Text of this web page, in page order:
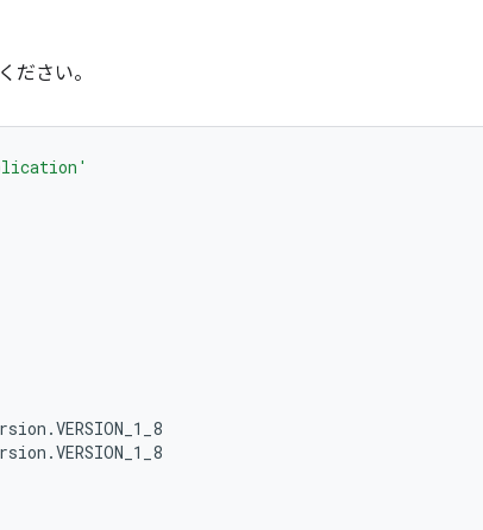
ださい。
.VERSION_1_8
.VERSION_1_8